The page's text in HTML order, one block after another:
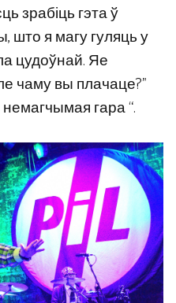
зрабіць гэта ў
я магу гуляць у
цудоўнай. Яе
чаму вы плачаце?”
гара “.